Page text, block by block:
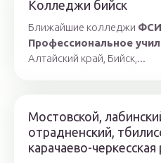
Колледжи бийск
Ближайшие колледжи
Профессиональное
Алтайский край, Бийск,...
Мостовской,
отрадненский,
карачаево-